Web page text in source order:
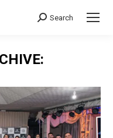
Search:
Search